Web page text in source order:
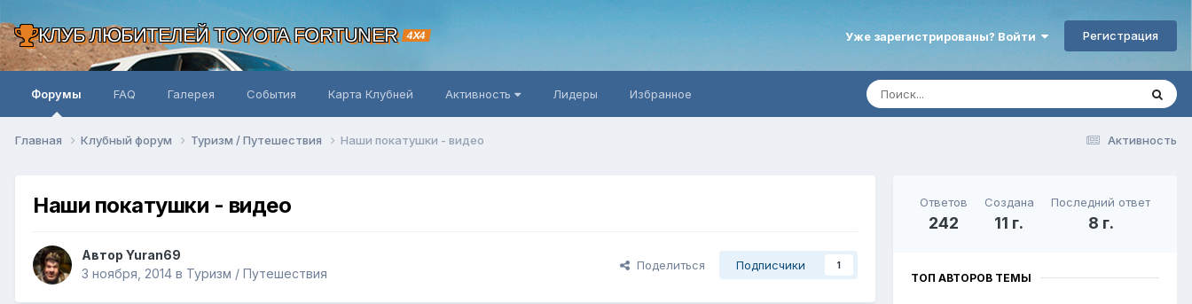
КЛУБ ЛЮБИТЕЛЕЙ TOYOTA FORTUNER 4X4 Уже зарегистрированы? Войти Регистрация
Форумы FAQ Галерея События Карта Клубней Активность Лидеры Избранное
Активность
Главная Клубный форум Туризм / Путешествия Наши покатушки - видео
Наши покатушки - видео
Автор Yuran69
3 ноября, 2014 в Туризм / Путешествия
Поделиться Подписчики 1
Ответов
242
Создана
11 г.
Последний ответ
8 г.
ТОП АВТОРОВ ТЕМЫ